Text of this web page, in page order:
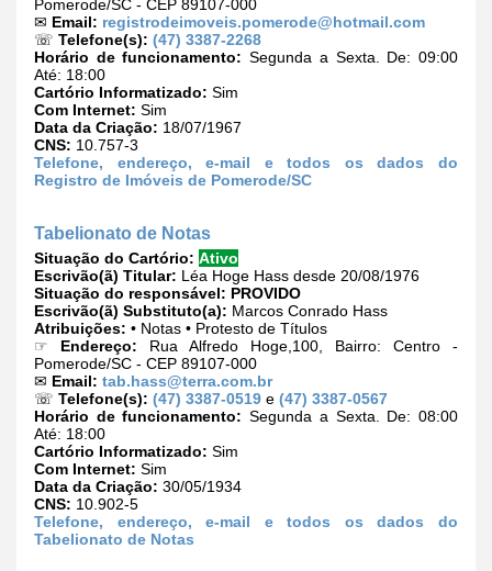
Pomerode/SC - CEP 89107-000
✉ Email: registrodeimoveis.pomerode@hotmail.com
☏ Telefone(s): (47) 3387-2268
Horário de funcionamento: Segunda a Sexta. De: 09:00
Até: 18:00
Cartório Informatizado: Sim
Com Internet: Sim
Data da Criação: 18/07/1967
CNS: 10.757-3
Telefone, endereço, e-mail e todos os dados do
Registro de Imóveis de Pomerode/SC
Tabelionato de Notas
Situação do Cartório: Ativo
Escrivão(ã) Titular: Léa Hoge Hass desde 20/08/1976
Situação do responsável: PROVIDO
Escrivão(ã) Substituto(a): Marcos Conrado Hass
Atribuições: • Notas • Protesto de Títulos
☞ Endereço: Rua Alfredo Hoge,100, Bairro: Centro -
Pomerode/SC - CEP 89107-000
✉ Email: tab.hass@terra.com.br
☏ Telefone(s): (47) 3387-0519 e (47) 3387-0567
Horário de funcionamento: Segunda a Sexta. De: 08:00
Até: 18:00
Cartório Informatizado: Sim
Com Internet: Sim
Data da Criação: 30/05/1934
CNS: 10.902-5
Telefone, endereço, e-mail e todos os dados do
Tabelionato de Notas